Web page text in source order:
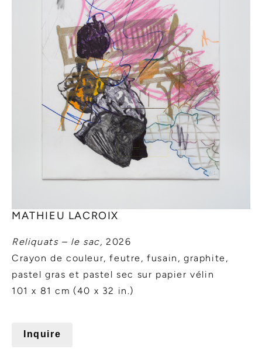
MATHIEU LACROIX
Reliquats – le sac, 2026
Crayon de couleur, feutre, fusain, graphite,
pastel gras et pastel sec sur papier vélin
101 x 81 cm (40 x 32 in.)
Inquire